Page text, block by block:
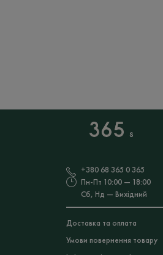
+380 68 365 0 365
Пн-Пт 10:00 — 18:00
Сб, Нд — Вихідний
Доставка та оплата
Умови повернення товару